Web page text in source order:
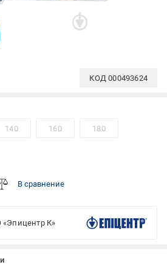
КОД000493624
140 160 180
В сравнение
К»